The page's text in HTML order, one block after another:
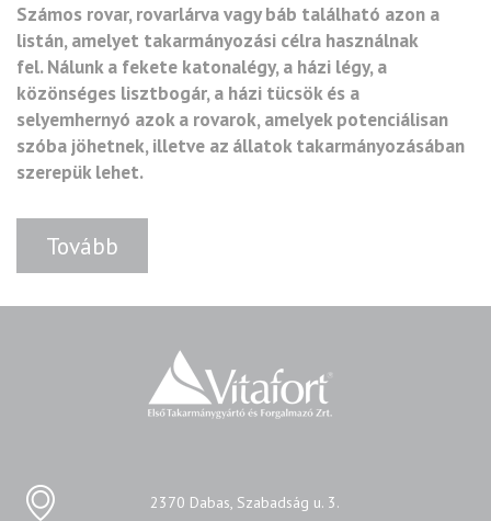
Számos rovar, rovarlárva vagy báb található azon a
listán, amelyet takarmányozási célra használnak
fel. Nálunk a fekete katonalégy, a házi légy, a
közönséges lisztbogár, a házi tücsök és a
selyemhernyó azok a rovarok, amelyek potenciálisan
szóba jöhetnek, illetve az állatok takarmányozásában
szerepük lehet.
Tovább
2370 Dabas, Szabadság u. 3.